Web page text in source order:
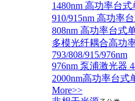
1480nm 高功率台
910/915nm 高功率
808nm 高功率台式
多模光纤耦合高功
793/808/915/976nm
976nm 泵浦激光器
2000nm高功率台式
More>>